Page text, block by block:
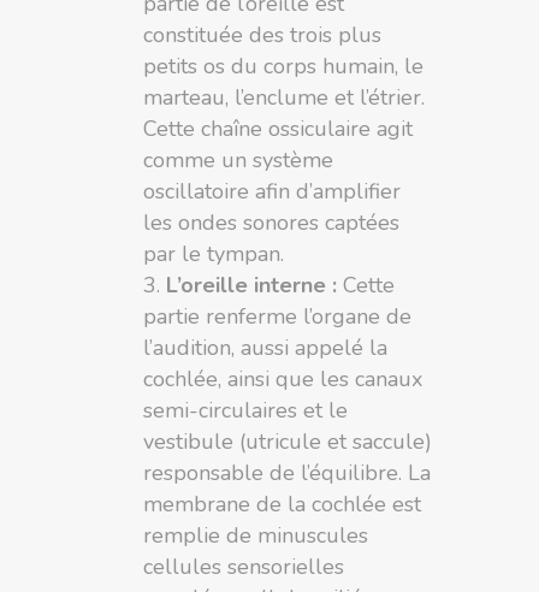
constituée des trois plus
petits os du corps humain, le
marteau, l’enclume et l’étrier.
Cette chaîne ossiculaire agit
comme un système
oscillatoire afin d’amplifier
les ondes sonores captées
par le tympan.
L’oreille interne : Cette
partie renferme l’organe de
l’audition, aussi appelé la
cochlée, ainsi que les canaux
semi-circulaires et le
vestibule (utricule et saccule)
responsable de l’équilibre. La
membrane de la cochlée est
remplie de minuscules
cellules sensorielles